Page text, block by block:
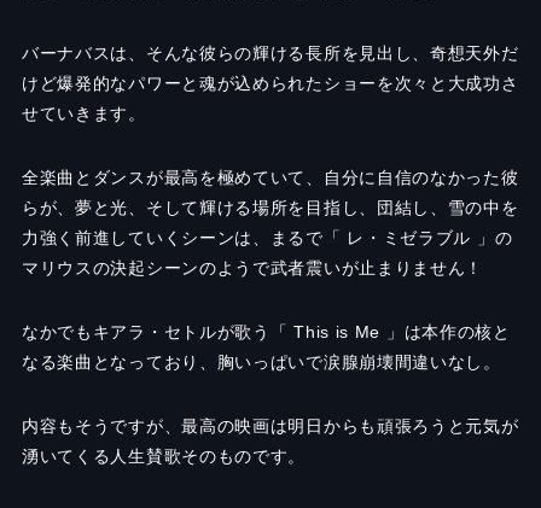
バーナバスは、そんな彼らの輝ける長所を見出し、奇想天外だ
けど爆発的なパワーと魂が込められたショーを次々と大成功さ
せていきます。
全楽曲とダンスが最高を極めていて、自分に自信のなかった彼
らが、夢と光、そして輝ける場所を目指し、団結し、雪の中を
力強く前進していくシーンは、まるで「 レ・ミゼラブル 」の
マリウスの決起シーンのようで武者震いが止まりません！
なかでもキアラ・セトルが歌う「 This is Me 」は本作の核と
なる楽曲となっており、胸いっぱいで涙腺崩壊間違いなし。
内容もそうですが、最高の映画は明日からも頑張ろうと元気が
湧いてくる人生賛歌そのものです。